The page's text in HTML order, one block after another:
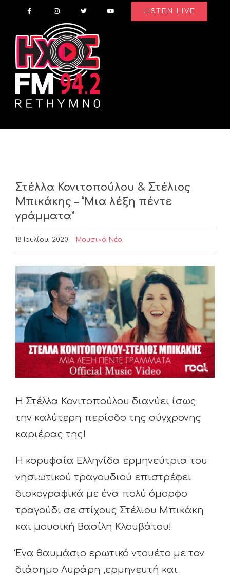
content
LISTEN LIVE
Στέλλα Κονιτοπούλου & Στέλιος
Μπικάκης – “Μια λέξη πέντε
γράμματα”
18 Ιουλίου, 2020 Μουσικά Νέα
View
Larger
Image
Η Στέλλα Κονιτοπούλου διανύει ίσως
την καλύτερη περίοδο της σύγχρονης
καριέρας της!
Η κορυφαία Ελληνίδα ερμηνεύτρια του
νησιωτικού τραγουδιού επιστρέφει
δισκογραφικά με ένα πολύ όμορφο
τραγούδι σε στίχους Στέλιου Μπικάκη
και μουσική Βασίλη Κλουβάτου!
Ένα θαυμάσιο ερωτικό ντουέτο με τον
διάσημο Λυράρη ,ερμηνευτή και